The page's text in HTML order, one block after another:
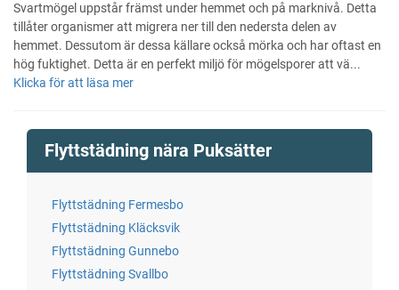
Svartmögel uppstår främst under hemmet och på marknivå. Detta
tillåter organismer att migrera ner till den nedersta delen av
hemmet. Dessutom är dessa källare också mörka och har oftast en
hög fuktighet. Detta är en perfekt miljö för mögelsporer att vä...
Klicka för att läsa mer
Flyttstädning nära Puksätter
Flyttstädning Fermesbo
Flyttstädning Kläcksvik
Flyttstädning Gunnebo
Flyttstädning Svallbo